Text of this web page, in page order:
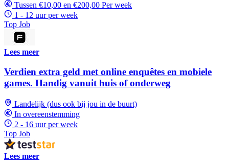
Tussen €10,00 en €200,00 Per week
1 - 12 uur per week
Top Job
Lees meer
Verdien extra geld met online enquêtes en mobiele
games. Handig vanuit huis of onderweg
Landelijk (dus ook bij jou in de buurt)
In overeenstemming
2 - 16 uur per week
Top Job
Lees meer